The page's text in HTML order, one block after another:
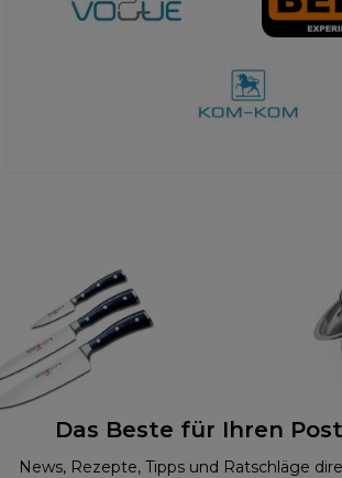
Das Beste für Ihren
News, Rezepte, Tipps und Ratschläge